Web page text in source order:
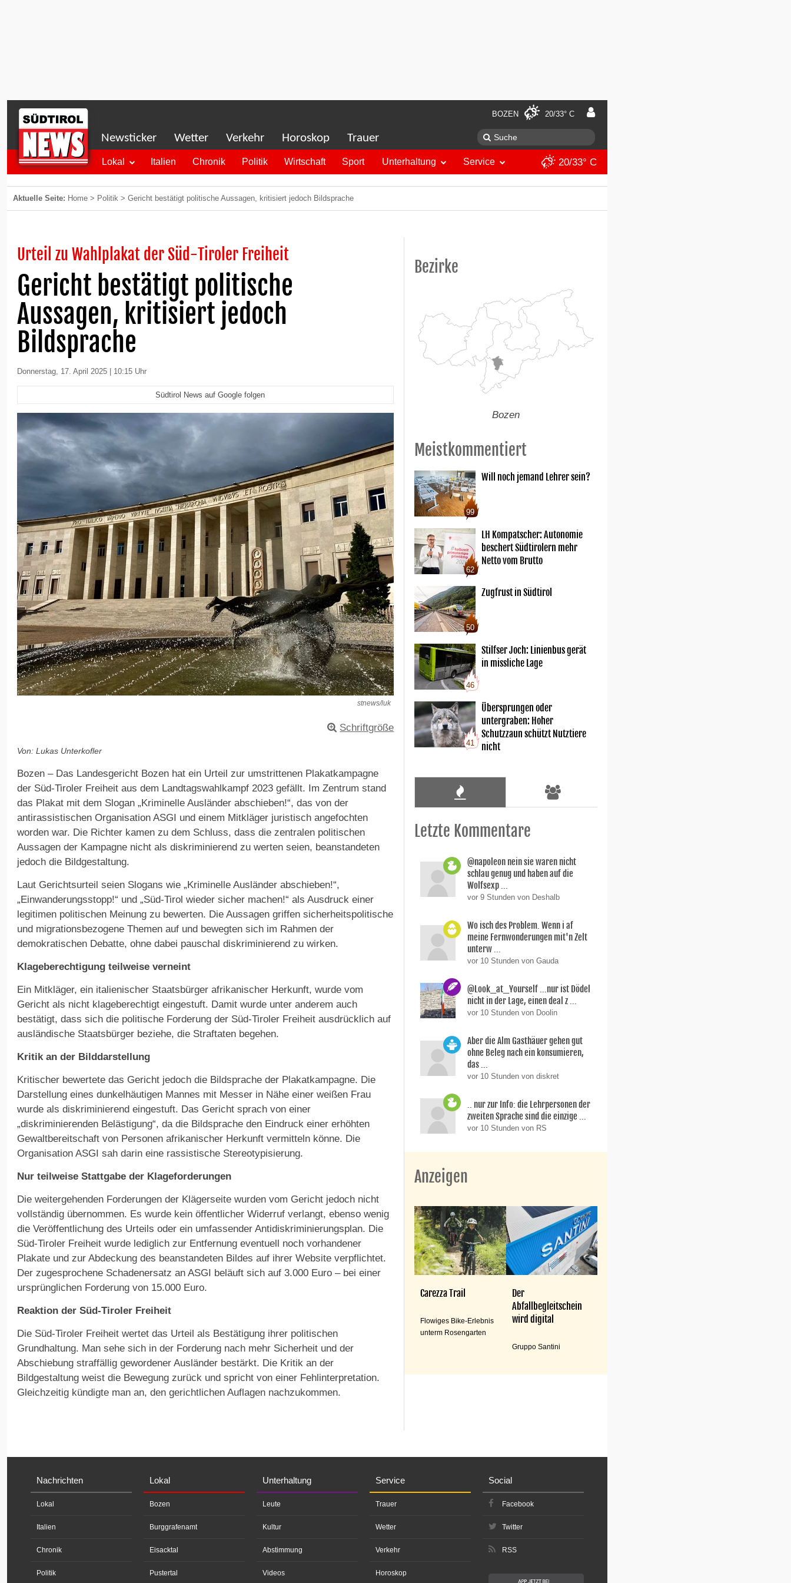
BOZEN 20/33° C
Newsticker Wetter Verkehr Horoskop Trauer
Lokal Italien Chronik Politik Wirtschaft Sport Unterhaltung Service 20/33° C
Aktuelle Seite: Home > Politik > Gericht bestätigt politische Aussagen, kritisiert jedoch Bildsprache
Urteil zu Wahlplakat der Süd-Tiroler Freiheit
Gericht bestätigt politische
Aussagen, kritisiert jedoch
Bildsprache
Donnerstag, 17. April 2025 | 10:15 Uhr
Südtirol News auf Google folgen
stnews/luk
Schriftgröße
Von: Lukas Unterkofler
Bozen – Das Landesgericht Bozen hat ein Urteil zur umstrittenen Plakatkampagne
der Süd-Tiroler Freiheit aus dem Landtagswahlkampf 2023 gefällt. Im Zentrum stand
das Plakat mit dem Slogan „Kriminelle Ausländer abschieben!“, das von der
antirassistischen Organisation ASGI und einem Mitkläger juristisch angefochten
worden war. Die Richter kamen zu dem Schluss, dass die zentralen politischen
Aussagen der Kampagne nicht als diskriminierend zu werten seien, beanstandeten
jedoch die Bildgestaltung.
Laut Gerichtsurteil seien Slogans wie „Kriminelle Ausländer abschieben!“,
„Einwanderungsstopp!“ und „Süd-Tirol wieder sicher machen!“ als Ausdruck einer
legitimen politischen Meinung zu bewerten. Die Aussagen griffen sicherheitspolitische
und migrationsbezogene Themen auf und bewegten sich im Rahmen der
demokratischen Debatte, ohne dabei pauschal diskriminierend zu wirken.
Klageberechtigung teilweise verneint
Ein Mitkläger, ein italienischer Staatsbürger afrikanischer Herkunft, wurde vom
Gericht als nicht klageberechtigt eingestuft. Damit wurde unter anderem auch
bestätigt, dass sich die politische Forderung der Süd-Tiroler Freiheit ausdrücklich auf
ausländische Staatsbürger beziehe, die Straftaten begehen.
Kritik an der Bilddarstellung
Kritischer bewertete das Gericht jedoch die Bildsprache der Plakatkampagne. Die
Darstellung eines dunkelhäutigen Mannes mit Messer in Nähe einer weißen Frau
wurde als diskriminierend eingestuft. Das Gericht sprach von einer
„diskriminierenden Belästigung“, da die Bildsprache den Eindruck einer erhöhten
Gewaltbereitschaft von Personen afrikanischer Herkunft vermitteln könne. Die
Organisation ASGI sah darin eine rassistische Stereotypisierung.
Nur teilweise Stattgabe der Klageforderungen
Die weitergehenden Forderungen der Klägerseite wurden vom Gericht jedoch nicht
vollständig übernommen. Es wurde kein öffentlicher Widerruf verlangt, ebenso wenig
die Veröffentlichung des Urteils oder ein umfassender Antidiskriminierungsplan. Die
Süd-Tiroler Freiheit wurde lediglich zur Entfernung eventuell noch vorhandener
Plakate und zur Abdeckung des beanstandeten Bildes auf ihrer Website verpflichtet.
Der zugesprochene Schadenersatz an ASGI beläuft sich auf 3.000 Euro – bei einer
ursprünglichen Forderung von 15.000 Euro.
Reaktion der Süd-Tiroler Freiheit
Die Süd-Tiroler Freiheit wertet das Urteil als Bestätigung ihrer politischen
Grundhaltung. Man sehe sich in der Forderung nach mehr Sicherheit und der
Abschiebung straffällig gewordener Ausländer bestärkt. Die Kritik an der
Bildgestaltung weist die Bewegung zurück und spricht von einer Fehlinterpretation.
Gleichzeitig kündigte man an, den gerichtlichen Auflagen nachzukommen.
Bezirke
Bozen
Meistkommentiert
99
Will noch jemand Lehrer sein?
62
LH Kompatscher: Autonomie
beschert Südtirolern mehr
Netto vom Brutto
50
Zugfrust in Südtirol
46
Stilfser Joch: Linienbus gerät
in missliche Lage
41
Übersprungen oder
untergraben: Hoher
Schutzzaun schützt Nutztiere
nicht
Letzte Kommentare
@napoleon nein sie waren nicht
schlau genug und haben auf die
Wolfsexp ...
vor 9 Stunden von Deshalb
Wo isch des Problem. Wenn i af
meine Fernwonderungen mit'n Zelt
unterw ...
vor 10 Stunden von Gauda
@Look_at_Yourself ...nur ist Dödel
nicht in der Lage, einen deal z ...
vor 10 Stunden von Doolin
Aber die Alm Gasthäuer gehen gut
ohne Beleg nach ein konsumieren,
das ...
vor 10 Stunden von diskret
.. nur zur Info: die Lehrpersonen der
zweiten Sprache sind die einzige ...
vor 10 Stunden von RS
Anzeigen
Carezza Trail
Flowiges Bike-Erlebnis
unterm Rosengarten
Der
Abfallbegleitschein
wird digital
Gruppo Santini
Nachrichten
Lokal
Italien
Chronik
Politik
Lokal
Bozen
Burggrafenamt
Eisacktal
Pustertal
Unterhaltung
Leute
Kultur
Abstimmung
Videos
Service
Trauer
Wetter
Verkehr
Horoskop
Social
Facebook
Twitter
RSS